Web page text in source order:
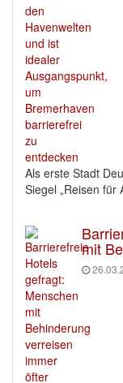
Als erste Stadt
Siegel „Reisen für
mit